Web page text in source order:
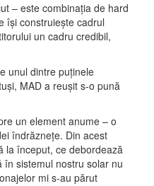
– este combinaţia de hard
îşi construieşte cadrul
un cadru credibil,
unul dintre puţinele
MAD a reuşit s-o pună
un element anume – o
îndrăzneţe. Din acest
la început, ce debordează
sistemul nostru solar nu
mi s-au părut